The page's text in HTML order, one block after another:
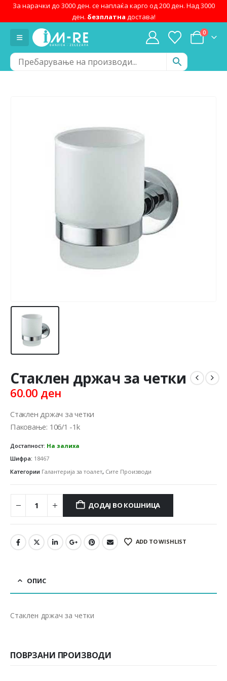
За нарачки до 3000 ден. се наплаќа карго од 200 ден. Над 3000
ден. безплатна достава!
0
Стаклен држач за четки
60.00 ден
Стаклен држач за четки
Паковање: 106/1 -1k
Достапност: На залиха
Шифра: 18467
Категории Галантерија за тоалет, Сите Производи
ДОДАЈ ВО КОШНИЦА
ADD TO WISHLIST
ОПИС
Стаклен држач за четки
ПОВРЗАНИ ПРОИЗВОДИ